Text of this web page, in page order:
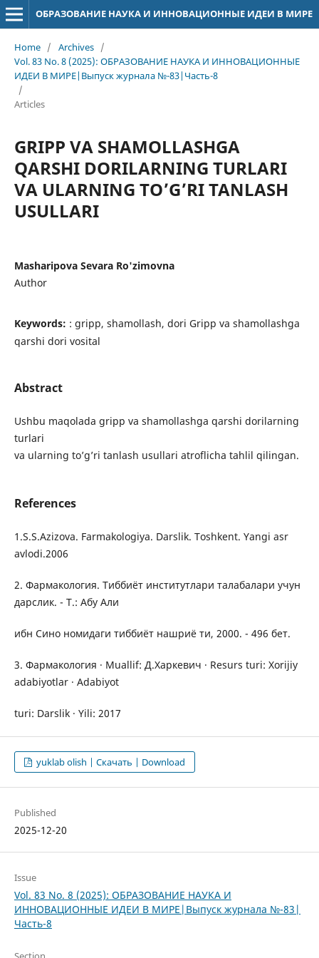
ОБРАЗОВАНИЕ НАУКА И ИННОВАЦИОННЫЕ ИДЕИ В МИРЕ
Home / Archives /
Vol. 83 No. 8 (2025): ОБРАЗОВАНИЕ НАУКА И ИННОВАЦИОННЫЕ
ИДЕИ В МИРЕ|Выпуск журнала №-83|Часть-8
/
Articles
GRIPP VA SHAMOLLASHGA
QARSHI DORILARNING TURLARI
VA ULARNING TO’G’RI TANLASH
USULLARI
Masharipova Sevara Ro'zimovna
Author
Keywords: : gripp, shamollash, dori Gripp va shamollashga
qarshi dori vosital
Abstract
Ushbu maqolada gripp va shamollashga qarshi dorilarning
turlari
va ularning to’g’ri tanlash usullari atroflicha tahlil qilingan.
References
1.S.S.Azizova. Farmakologiya. Darslik. Toshkent. Yangi asr
avlodi.2006
2. Фармакология. Тиббиёт институтлари талабалари учун
дарслик. - Т.: Абу Али
ибн Сино номидаги тиббиёт нашриё ти, 2000. - 496 бет.
3. Фармакология · Muallif: Д.Харкевич · Resurs turi: Xorijiy
adabiyotlar · Adabiyot
turi: Darslik · Yili: 2017
yuklab olish | Скачать | Download
Published
2025-12-20
Issue
Vol. 83 No. 8 (2025): ОБРАЗОВАНИЕ НАУКА И
ИННОВАЦИОННЫЕ ИДЕИ В МИРЕ|Выпуск журнала №-83|
Часть-8